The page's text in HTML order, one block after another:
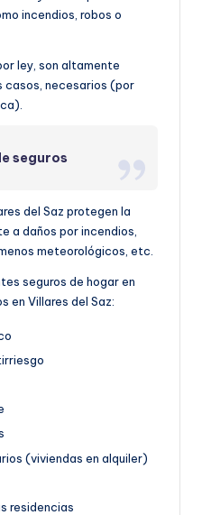
incendios, robos o
ley, son altamente
casos, necesarios (por
seguros
del Saz protegen la
a daños por incendios,
meteorológicos, etc.
seguros de hogar en
en Villares del Saz:
(viviendas en alquiler)
residencias